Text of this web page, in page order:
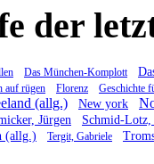
der
Das München-Komplott
auf rügen Florenz
Geschichte
(allg.) New york
Jürgen Schmid-Lotz,
(allg.) Tergit, Gabriele